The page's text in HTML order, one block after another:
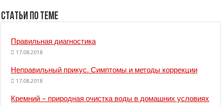
Статьи по Теме
Правильная диагностика
17.08.2018
Неправильный прикус. Симптомы и методы коррекции
17.08.2018
Кремний – природная очистка воды в домашних условиях